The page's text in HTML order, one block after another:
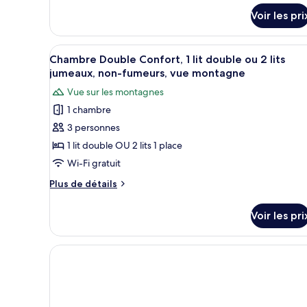
fumeurs,
vue
mer
le
type
de
chambre
Chambre
Double
Confort,
non-
fumeurs,
vue
Voir les
Afficher
toutes
les
photos
pour
ce
type
de
chambre :
Chambre
Confort,
lit
Une chambre d’hôtel avec
1
Chambre Double Confort, 1 lit double ou 2 lits
jumeaux, non-fumeurs, vue montagne
Vue sur les montagnes
1 chambre
3 personnes
1 lit double OU 2 lits 1 place
Wi-Fi gratuit
Plus de détails
Plus
le
type
de
Voir les